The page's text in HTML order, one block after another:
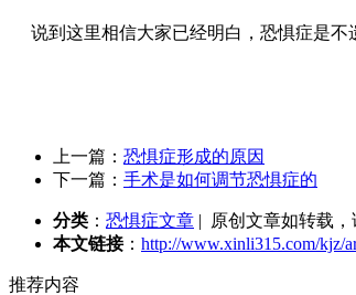
说到这里相信大家已经明白，恐惧症是不
上一篇： 恐惧症形成的原因
下一篇： 手术是如何调节恐惧症的
分类 ： 恐惧症文章 | 原创文章如转载
本文链接： http://www.xinli315.com/kjz/
推荐内容